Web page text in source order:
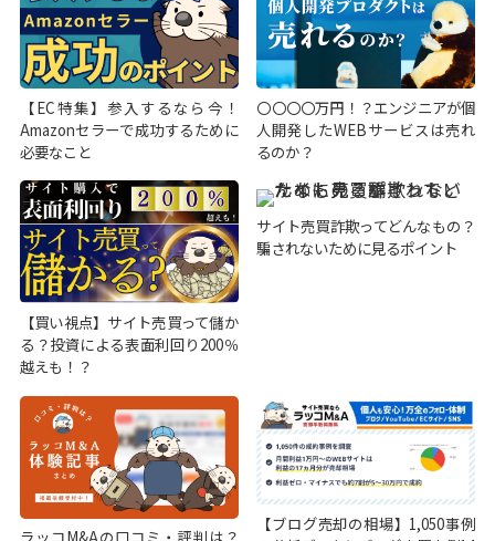
【EC特集】参入するなら今！
Amazonセラーで成功するために
必要なこと
〇〇〇〇万円！？エンジニアが個
人開発したWEBサービスは売れ
るのか？
【買い視点】サイト売買って儲か
る？投資による表面利回り200％
越えも！？
サイト売買詐欺ってどんなもの？
騙されないために見るポイント
【ブログ売却の相場】1,050事例